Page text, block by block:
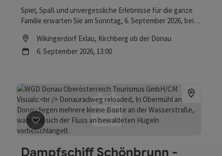
Spiel, Spaß und unvergessliche Erlebnisse für die ganze
Familie erwarten Sie am Sonntag, 6. September 2026, beim
Exlau. Von spannenden Mitmachstationen über
abwechslungsreiche Vorführungen bis hin zu kreativen
und genießen Sie einen abwechslungsreichen Nachmittag
in gemütlicher Atmosphäre.
Location
Wikingerdorf Exlau, Kirchberg ob der Donau
Nächster Termin
6. September 2026, 13:00
Beitrag merken
Dampfschiff Schönbrunn -